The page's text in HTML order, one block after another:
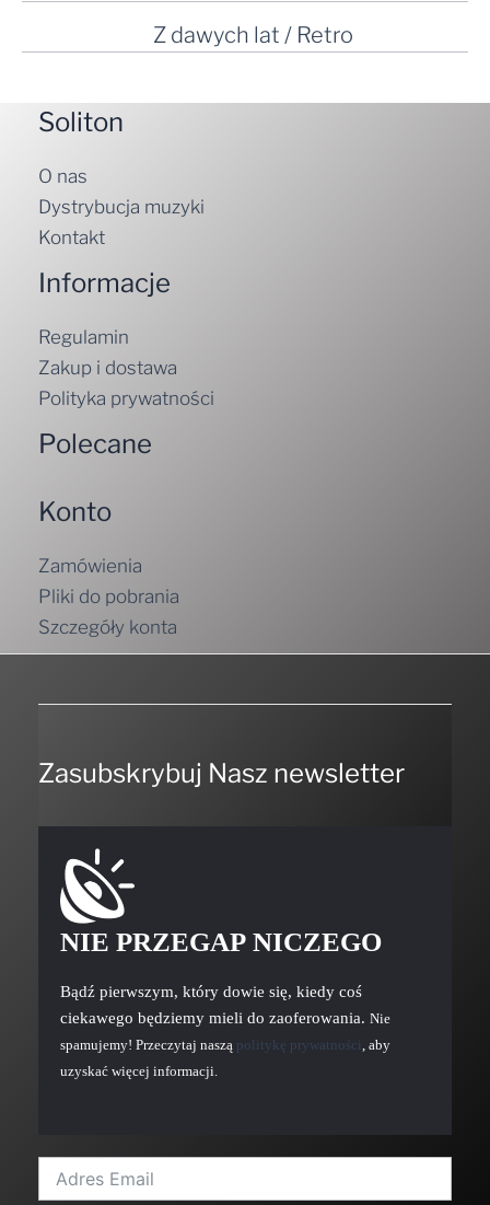
Z dawych lat / Retro
Soliton
O nas
Dystrybucja muzyki
Kontakt
Informacje
Regulamin
Zakup i dostawa
Polityka prywatności
Polecane
Konto
Zamówienia
Pliki do pobrania
Szczegóły konta
Zasubskrybuj Nasz newsletter
NIE PRZEGAP NICZEGO
Bądź pierwszym, który dowie się, kiedy coś
ciekawego będziemy mieli do zaoferowania. Nie
spamujemy! Przeczytaj naszą politykę prywatności, aby
uzyskać więcej informacji.